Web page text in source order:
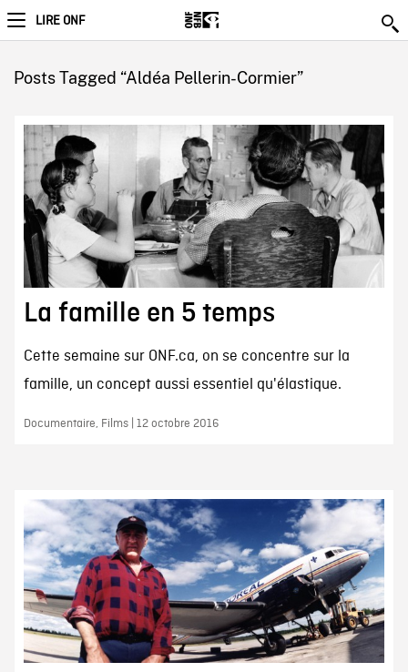
LIRE ONF
Posts Tagged “Aldéa Pellerin-Cormier”
La famille en 5 temps
Cette semaine sur ONF.ca, on se concentre sur la
famille, un concept aussi essentiel qu'élastique.
Documentaire, Films | 12 octobre 2016